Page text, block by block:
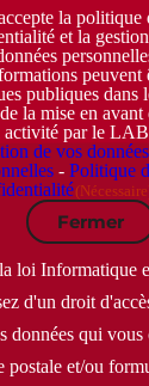
RGPD
(Nécessaire)
la politique
et la
peuvent
publiques dans
la mise en avant
activité par le
de vos données
-Politique
Fermer
loi Informatique
d'un droit
données qui
postale et/ou